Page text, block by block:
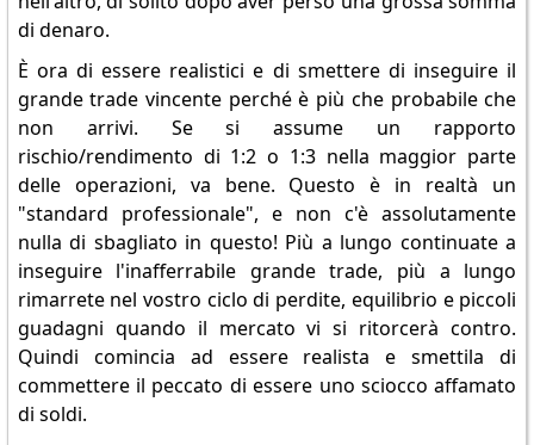
di denaro.
È ora di essere realistici e di smettere di inseguire il
grande trade vincente perché è più che probabile che
non arrivi. Se si assume un rapporto
rischio/rendimento di 1:2 o 1:3 nella maggior parte
delle operazioni, va bene. Questo è in realtà un
"standard professionale", e non c'è assolutamente
nulla di sbagliato in questo! Più a lungo continuate a
inseguire l'inafferrabile grande trade, più a lungo
rimarrete nel vostro ciclo di perdite, equilibrio e piccoli
guadagni quando il mercato vi si ritorcerà contro.
Quindi comincia ad essere realista e smettila di
commettere il peccato di essere uno sciocco affamato
di soldi.